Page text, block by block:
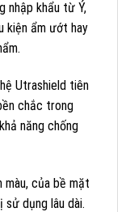
nhập khẩu từ Ý,
kiện ẩm ướt hay
Utrashield tiên
chắc trong
năng chống
màu, của bề mặt
sử dụng lâu dài.